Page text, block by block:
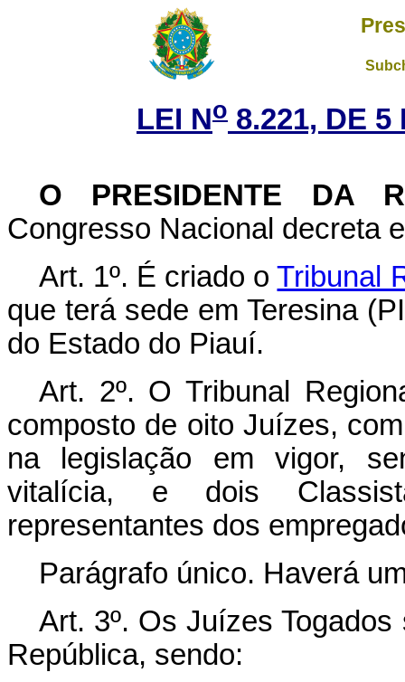
LEI No 8.221, DE 5
O PRESIDENTE DA
Congresso Nacional decreta
Art. 1º. É criado oTribunal
que terá sede em Teresina
do Estado do Piauí.
Art. 2º. O Tribunal
composto de oito Juízes,
na legislação em vigor,
vitalícia, e dois
representantes dos
Parágrafo único. Haverá
Art. 3º. Os Juízes
República, sendo: